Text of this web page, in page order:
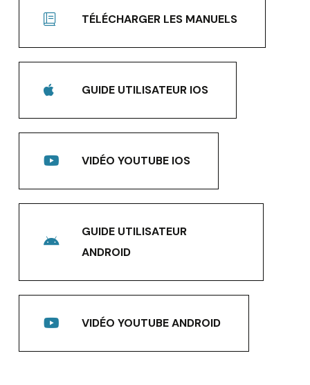
TÉLÉCHARGER LES MANUELS
GUIDE UTILISATEUR IOS
VIDÉO YOUTUBE IOS
GUIDE UTILISATEUR
ANDROID
VIDÉO YOUTUBE ANDROID